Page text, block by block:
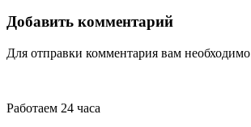
Добавить комментарий
Для отправки комментария вам необходимо
Работаем 24 часа